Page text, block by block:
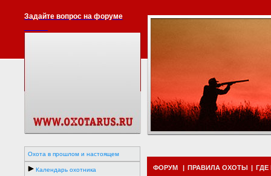
Задайте вопрос на форуме
Охота в прошлом и настоящем
Календарь охотника ФОРУМ | ПРАВИЛА ОХОТЫ | ГДЕ